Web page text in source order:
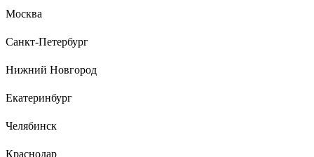
10 отзывов
Soundguard 6х65 50 шт. уп. 611288
Держит намертво!
Москва
Санкт-Петербург
Нижний Новгород
Екатеринбург
Челябинск
Краснодар